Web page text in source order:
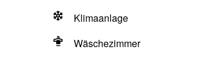
Klimaanlage
Wäschezimmer